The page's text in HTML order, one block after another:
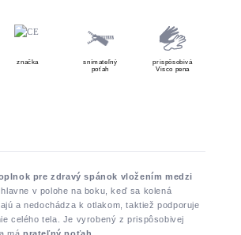
značka
snímateľný
poťah
prispôsobivá
Visco pena
pre zdravý spánok vložením medzi
v polohe na boku, keď sa kolená
a nedochádza k otlakom, taktiež podporuje
celého tela. Je vyrobený z prispôsobivej